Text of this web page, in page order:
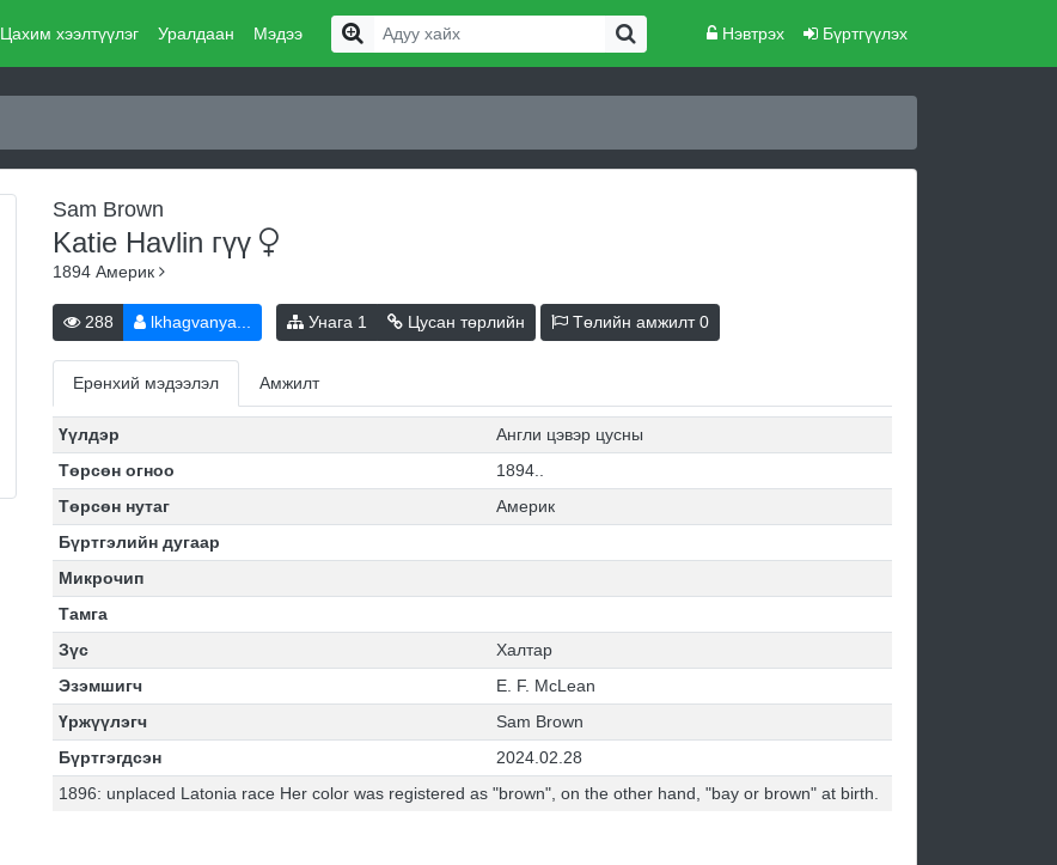
Цахим хээлтүүлэг Уралдаан Мэдээ Нэвтрэх Бүртгүүлэх
Sam Brown
Katie Havlin гүү
1894 Америк
288 lkhagvanya... Унага 1 Цусан төрлийн Төлийн амжилт0
Ерөнхий мэдээлэл Амжилт
Үүлдэр
Англи цэвэр цусны
Төрсөн огноо
1894..
Төрсөн нутаг
Америк
Бүртгэлийн дугаар
Микрочип
Тамга
Зүс
Халтар
Эзэмшигч
E. F. McLean
Үржүүлэгч
Sam Brown
Бүртгэгдсэн
2024.02.28
1896: unplaced Latonia race Her color was registered as "brown", on the other hand, "bay or brown" at birth.